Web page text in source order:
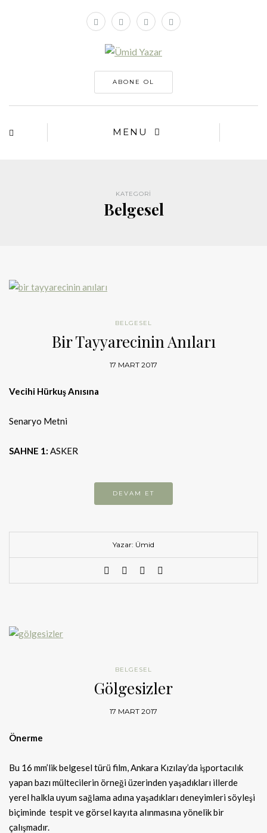
ABONE OL
MENU
KATEGORI
Belgesel
BELGESEL
Bir Tayyarecinin Anıları
17 MART 2017
Vecihi Hürkuş Anısına
Senaryo Metni
SAHNE 1: ASKER
DEVAM ET
Yazar: Ümid
BELGESEL
Gölgesizler
17 MART 2017
Önerme
Bu 16 mm’lik belgesel türü film, Ankara Kızılay’da işportacılık
yapan bazı mültecilerin örneği üzerinden yaşadıkları illerde
yerel halkla uyum sağlama adına yaşadıkları deneyimleri söyleşi
biçiminde tespit ve görsel kayıta alınmasına yönelik bir
çalışmadır.